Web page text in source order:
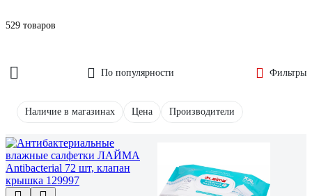
529 товаров
По популярности Фильтры
Наличие в магазинах Цена Производители